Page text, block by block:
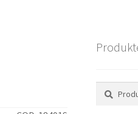
Suchen
nach:
Suchen